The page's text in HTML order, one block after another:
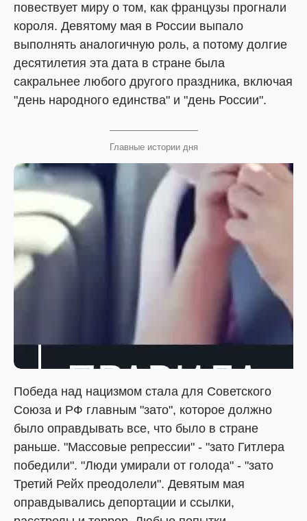
повествует миру о том, как французы прогнали
короля. Девятому мая в России выпало
выполнять аналогичную роль, а потому долгие
десятилетия эта дата в стране была
сакральнее любого другого праздника, включая
"день народного единства" и "день России".
Главные истории дня
Победа над нацизмом стала для Советского
Союза и РФ главным "зато", которое должно
было оправдывать все, что было в стране
раньше. "Массовые репрессии" - "зато Гитлера
победили". "Люди умирали от голода" - "зато
Третий Рейх преодолели". Девятым мая
оправдывались депортации и ссылки,